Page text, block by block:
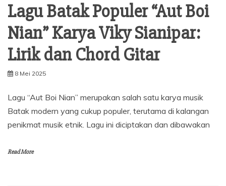
Lagu Batak Populer “Aut Boi
Nian” Karya Viky Sianipar:
Lirik dan Chord Gitar
8 Mei 2025
Lagu “Aut Boi Nian” merupakan salah satu karya musik
Batak modern yang cukup populer, terutama di kalangan
penikmat musik etnik. Lagu ini diciptakan dan dibawakan
Read More